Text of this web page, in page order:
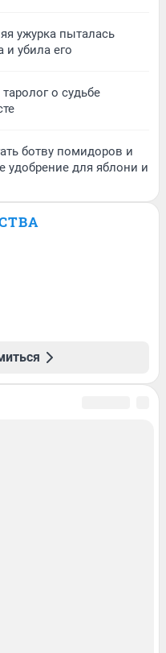
ужурка пыталась
и убила его
о судьбе
ботву помидоров и
удобрение для яблони и